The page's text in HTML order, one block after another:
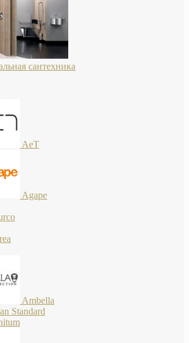
сантехника
AeT
Agape
Ambella
Standard